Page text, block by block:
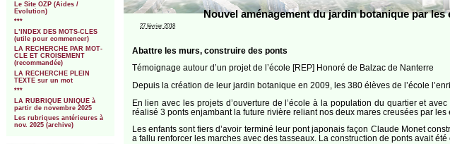
Le Site OZP (Aides /
Evolution)
***
L’INDEX DES MOTS-CLES
(utile pour commencer)
LA RECHERCHE PAR MOT-
CLE ET CROISEMENT
(recommandée)
LA RECHERCHE PLEIN
TEXTE sur un mot
***
LA RUBRIQUE UNIQUE à
partir de novembre 2025
Les rubriques antérieures à
nov. 2025 (archive)
Nouvel aménagement du jardin botanique par les
27 février 2018
Abattre les murs, construire des ponts
Témoignage autour d’un projet de l’école [REP] Honoré de Balzac de Nanterre
Depuis la création de leur jardin botanique en 2009, les 380 élèves de l’école
En lien avec les projets d’ouverture de l’école à la population du quartier et
réalisé 3 ponts enjambant la future rivière reliant nos deux mares creusées par les
Les enfants sont fiers d’avoir terminé leur pont japonais façon Claude Monet
a fallu renforcer les marches avec des tasseaux. La construction de ponts avait